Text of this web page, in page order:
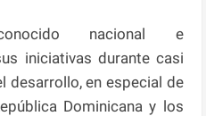
nacional e
iniciativas durante casi
desarrollo, en especial de
Dominicana y los